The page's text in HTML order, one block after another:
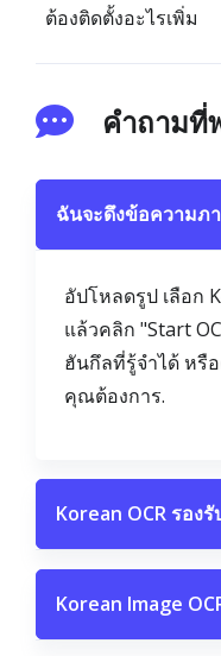
ต้องติดตั้งอะไรเพิ่ม
คำถามที่
ฉันจะดึงข้อความภา
อัปโหลดรูป เลือก
แล้วคลิก "Start
ฮันกึลที่รู้จำได้ หรื
คุณต้องการ.
Korean OCR รอง
Korean Image